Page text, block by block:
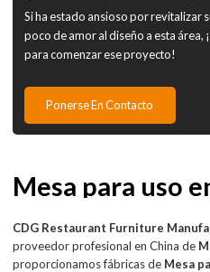
Si ha estado ansioso por revitalizar
poco de amor al diseño a esta área,
para comenzar ese proyecto!
Ponerse En Contacto
Mesa para uso
CDG Restaurant Furniture
proveedor profesional en China de
proporcionamos fábricas de Mesa